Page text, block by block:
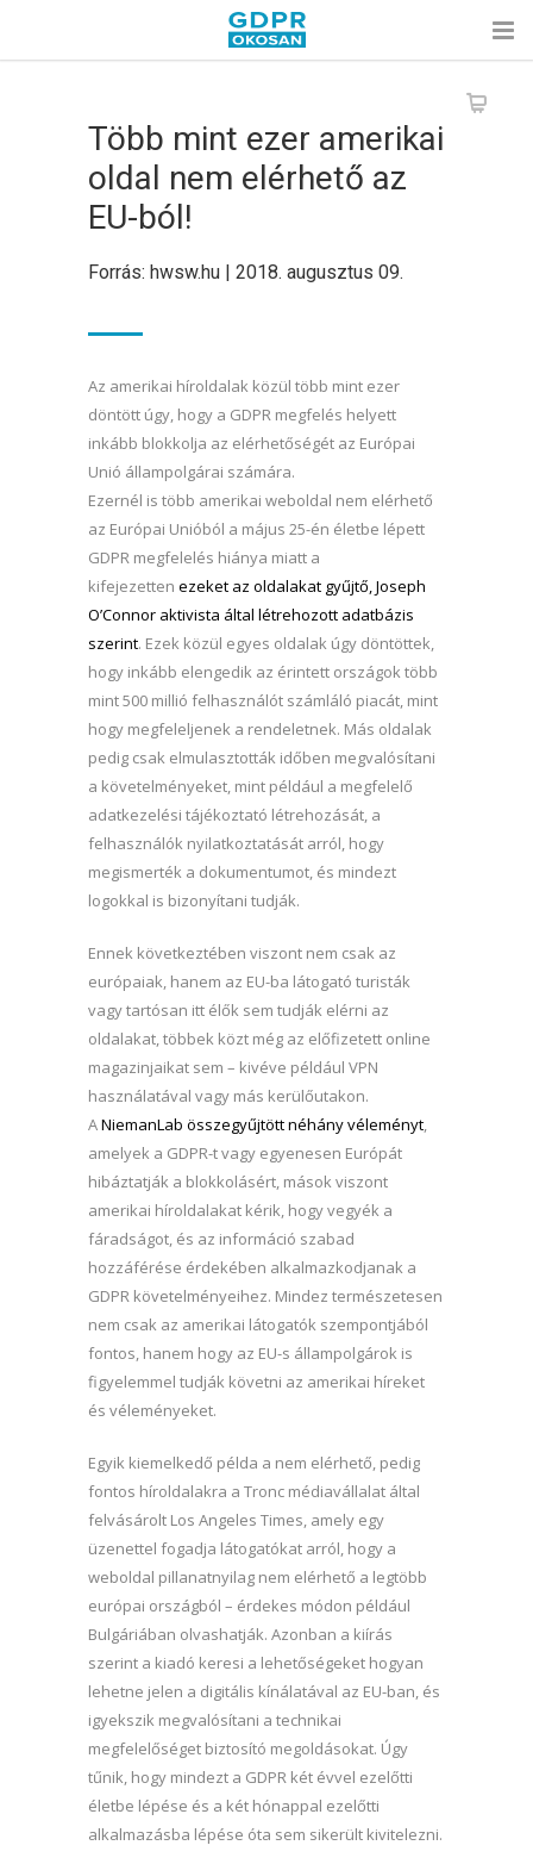
Több mint ezer amerikai
oldal nem elérhető az
EU-ból!
Forrás: hwsw.hu | 2018. augusztus 09.
Az amerikai híroldalak közül több mint ezer
döntött úgy, hogy a GDPR megfelés helyett
inkább blokkolja az elérhetőségét az Európai
Unió állampolgárai számára.
Ezernél is több amerikai weboldal nem elérhető
az Európai Unióból a május 25-én életbe lépett
GDPR megfelelés hiánya miatt a
kifejezetten ezeket az oldalakat gyűjtő, Joseph
O’Connor aktivista által létrehozott adatbázis
szerint. Ezek közül egyes oldalak úgy döntöttek,
hogy inkább elengedik az érintett országok több
mint 500 millió felhasználót számláló piacát, mint
hogy megfeleljenek a rendeletnek. Más oldalak
pedig csak elmulasztották időben megvalósítani
a követelményeket, mint például a megfelelő
adatkezelési tájékoztató létrehozását, a
felhasználók nyilatkoztatását arról, hogy
megismerték a dokumentumot, és mindezt
logokkal is bizonyítani tudják.
Ennek következtében viszont nem csak az
európaiak, hanem az EU-ba látogató turisták
vagy tartósan itt élők sem tudják elérni az
oldalakat, többek közt még az előfizetett online
magazinjaikat sem – kivéve például VPN
használatával vagy más kerülőutakon.
ANiemanLab összegyűjtött néhány véleményt,
amelyek a GDPR-t vagy egyenesen Európát
hibáztatják a blokkolásért, mások viszont
amerikai híroldalakat kérik, hogy vegyék a
fáradságot, és az információ szabad
hozzáférése érdekében alkalmazkodjanak a
GDPR követelményeihez. Mindez természetesen
nem csak az amerikai látogatók szempontjából
fontos, hanem hogy az EU-s állampolgárok is
figyelemmel tudják követni az amerikai híreket
és véleményeket.
Egyik kiemelkedő példa a nem elérhető, pedig
fontos híroldalakra a Tronc médiavállalat által
felvásárolt Los Angeles Times, amely egy
üzenettel fogadja látogatókat arról, hogy a
weboldal pillanatnyilag nem elérhető a legtöbb
európai országból – érdekes módon például
Bulgáriában olvashatják. Azonban a kiírás
szerint a kiadó keresi a lehetőségeket hogyan
lehetne jelen a digitális kínálatával az EU-ban, és
igyekszik megvalósítani a technikai
megfelelőséget biztosító megoldásokat. Úgy
tűnik, hogy mindezt a GDPR két évvel ezelőtti
életbe lépése és a két hónappal ezelőtti
alkalmazásba lépése óta sem sikerült kivitelezni.